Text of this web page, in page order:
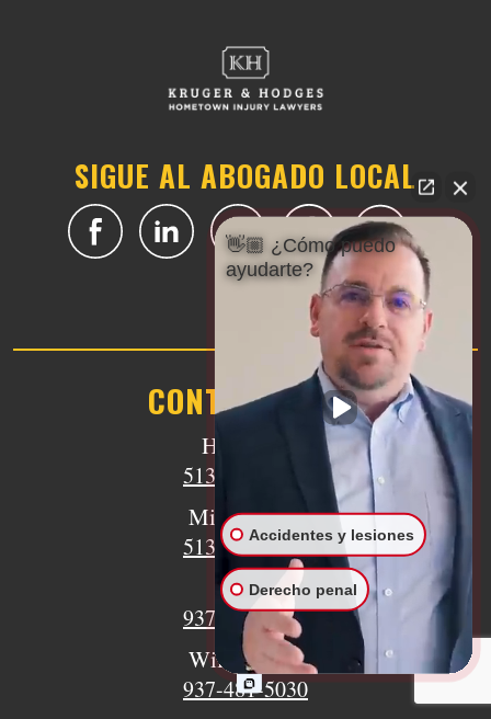
SIGUE AL ABOGADO LOCAL
CONTÁCTENOS
Hamilton
513-894-3333
Middletown
513-805-9841
Eaton
937-733-6079
Wilmington
937-481-5030
👋🏼 ¿Cómo puedo
ayudarte?
Accidentes y lesiones
Derecho penal